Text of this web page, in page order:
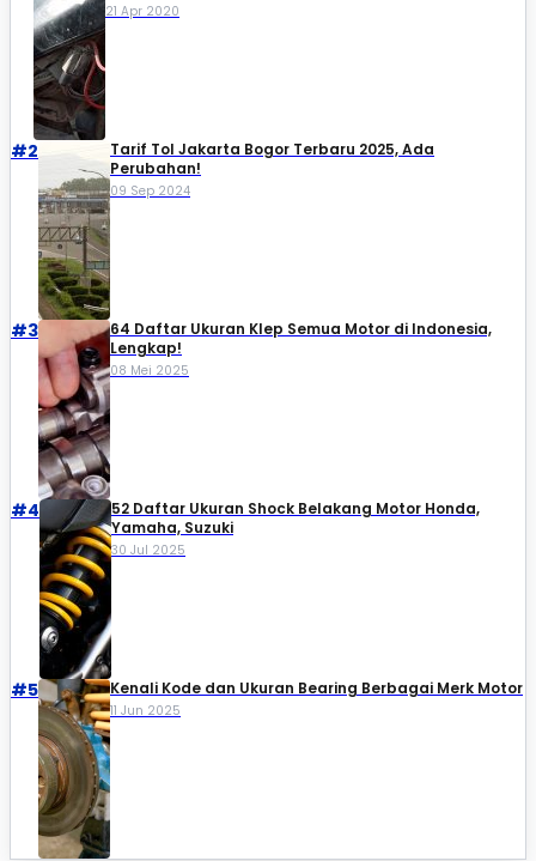
21 Apr 2020
#2
Tarif Tol Jakarta Bogor Terbaru 2025, Ada
Perubahan!
09 Sep 2024
#3
64 Daftar Ukuran Klep Semua Motor di Indonesia,
Lengkap!
08 Mei 2025
#4
52 Daftar Ukuran Shock Belakang Motor Honda,
Yamaha, Suzuki​
30 Jul 2025
#5 Kenali Kode dan Ukuran Bearing Berbagai Merk Motor
11 Jun 2025